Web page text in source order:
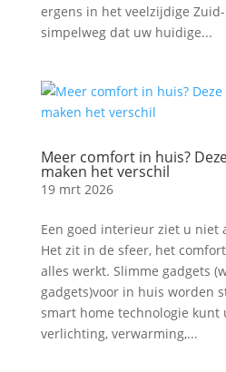
ergens in het veelzijdige
simpelweg dat uw huidige...
Meer comfort in huis?
maken het verschil
19 mrt 2026
Een goed interieur ziet u niet
Het zit in de sfeer, het
alles werkt. Slimme gadgets
gadgets)voor in huis worden
smart home technologie kunt
verlichting, verwarming,...